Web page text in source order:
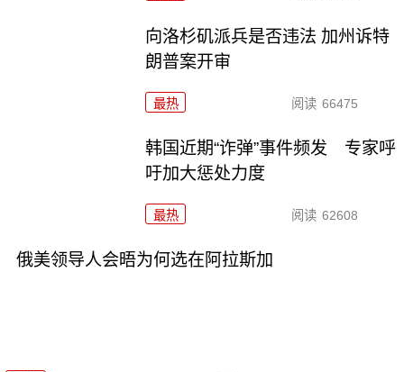
向洛杉矶派兵是否违法 加州诉特
朗普案开审
最热 阅读 66475
韩国近期“诈弹”事件频发 专家呼
吁加大惩处力度
最热 阅读 62608
俄美领导人会晤为何选在阿拉斯加